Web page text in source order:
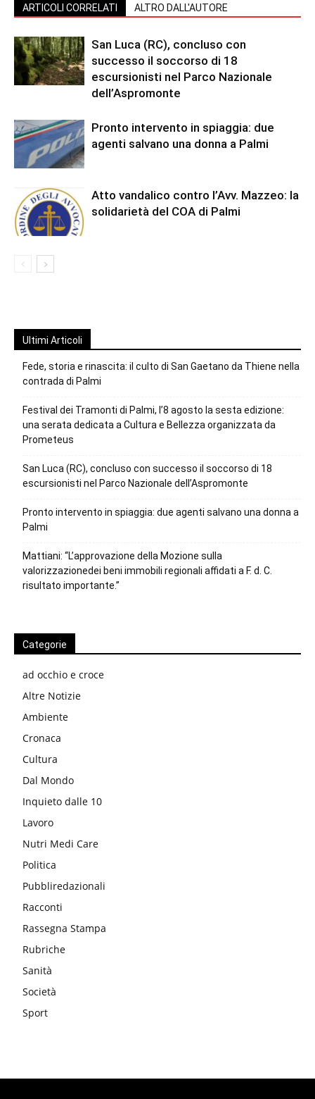
ARTICOLI CORRELATI ALTRO DALL'AUTORE
San Luca (RC), concluso con
successo il soccorso di 18
escursionisti nel Parco Nazionale
dell’Aspromonte
Pronto intervento in spiaggia: due
agenti salvano una donna a Palmi
Atto vandalico contro l’Avv. Mazzeo: la
solidarietà del COA di Palmi
Ultimi Articoli
Fede, storia e rinascita: il culto di San Gaetano da Thiene nella
contrada di Palmi
Festival dei Tramonti di Palmi, l’8 agosto la sesta edizione:
una serata dedicata a Cultura e Bellezza organizzata da
Prometeus
San Luca (RC), concluso con successo il soccorso di 18
escursionisti nel Parco Nazionale dell’Aspromonte
Pronto intervento in spiaggia: due agenti salvano una donna a
Palmi
Mattiani: “L’approvazione della Mozione sulla
valorizzazionedei beni immobili regionali affidati a F. d. C.
risultato importante.”
Categorie
ad occhio e croce
Altre Notizie
Ambiente
Cronaca
Cultura
Dal Mondo
Inquieto dalle 10
Lavoro
Nutri Medi Care
Politica
Pubbliredazionali
Racconti
Rassegna Stampa
Rubriche
Sanità
Società
Sport